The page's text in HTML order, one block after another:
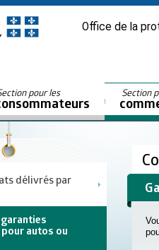
Office de la
pour les Section
délivrés par
autos ou